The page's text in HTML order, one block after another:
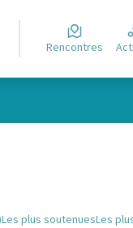
Rencontres
Les plus soutenuesLes